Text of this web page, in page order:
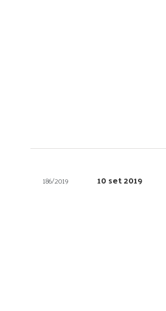
186/2019 10 set 2019